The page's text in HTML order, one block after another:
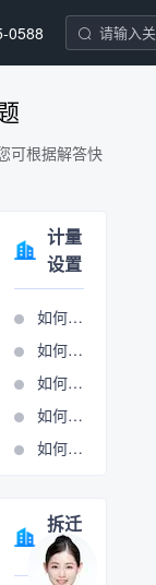
0588
可根据解答快
计量
设置
如何设置分项条目
如何设置合同报表
如何设置单位报表
如何进行报表输出
如何进行清单锁定
拆迁
管理